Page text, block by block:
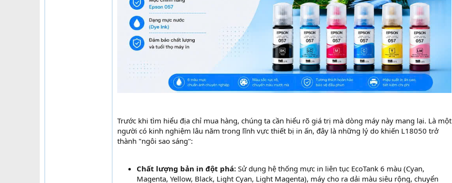
Trước khi tìm hiểu địa chỉ mua hàng, chúng ta cần hiểu rõ giá trị mà dòng máy này mang lại. Là một
người có kinh nghiệm lâu năm trong lĩnh vực thiết bị in ấn, đây là những lý do khiến L18050 trở
thành "ngôi sao sáng":
Chất lượng bản in đột phá: Sử dụng hệ thống mực in liên tục EcoTank 6 màu (Cyan,
Magenta, Yellow, Black, Light Cyan, Light Magenta), máy cho ra dải màu siêu rộng, chuyển